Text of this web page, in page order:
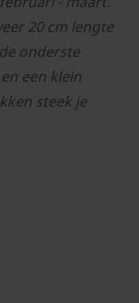
20 cm lengte
onderste
een klein
steek je